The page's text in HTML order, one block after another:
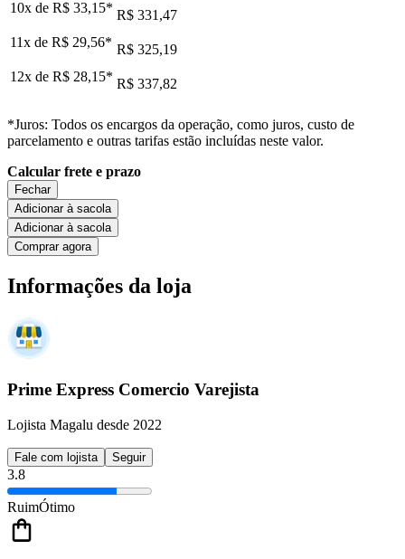
10x de R$ 33,15* R$ 331,47
11x de R$ 29,56* R$ 325,19
12x de R$ 28,15* R$ 337,82
*Juros: Todos os encargos da operação, como juros, custo de
parcelamento e outras tarifas estão incluídas neste valor.
Calcular frete e prazo
Fechar
Adicionar à sacola
Adicionar à sacola
Comprar agora
Informações da loja
Prime Express Comercio Varejista
Lojista Magalu desde 2022
Fale com lojista Seguir
3.8
RuimÓtimo